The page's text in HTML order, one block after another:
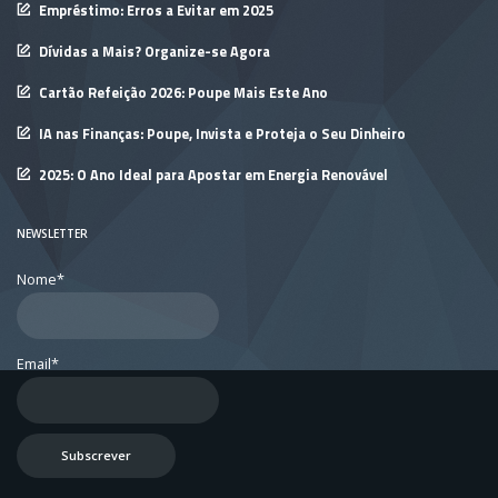
Empréstimo: Erros a Evitar em 2025
Dívidas a Mais? Organize-se Agora
Cartão Refeição 2026: Poupe Mais Este Ano
IA nas Finanças: Poupe, Invista e Proteja o Seu Dinheiro
2025: O Ano Ideal para Apostar em Energia Renovável
NEWSLETTER
Nome*
Email*